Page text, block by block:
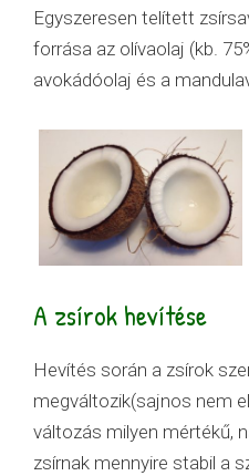
Egyszeresen telített
forrása az olívaolaj (kb.
avokádóolaj és a
A zsírok hevítése
Hevítés során a zsírok
megváltozik(sajnos nem
változás milyen mértékű,
zsírnak mennyire stabil a